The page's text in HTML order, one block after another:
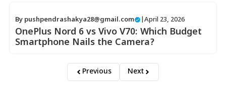
By pushpendrashakya28@gmail.com April 23, 2026
OnePlus Nord 6 vs Vivo V70: Which Budget
Smartphone Nails the Camera?
Previous Next